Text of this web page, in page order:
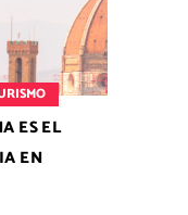
ES EL
EN